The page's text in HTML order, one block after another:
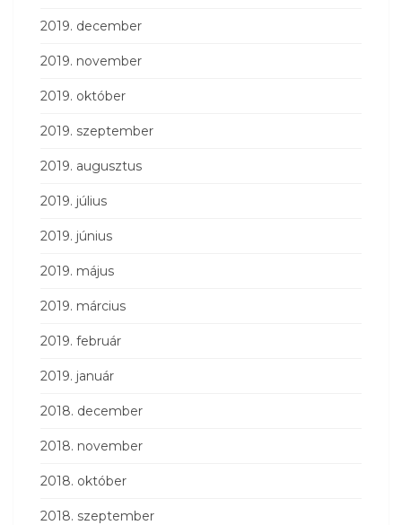
2019. december
2019. november
2019. október
2019. szeptember
2019. augusztus
2019. július
2019. június
2019. május
2019. március
2019. február
2019. január
2018. december
2018. november
2018. október
2018. szeptember